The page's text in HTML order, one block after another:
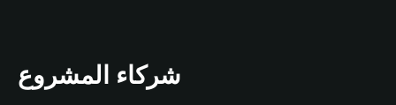
شركاء المشروع